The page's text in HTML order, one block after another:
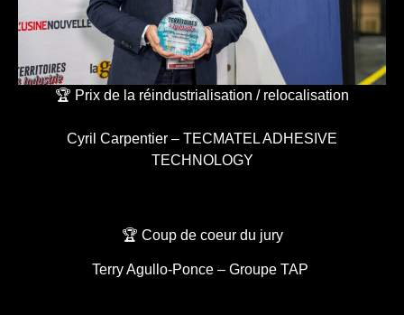
🏆 Prix de la réindustrialisation / relocalisation
Cyril Carpentier – TECMATEL ADHESIVE
TECHNOLOGY
🏆 Coup de coeur du jury
Terry Agullo-Ponce – Groupe TAP